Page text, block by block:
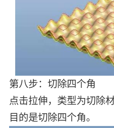
第八步：切除四个角
点击拉伸，类型为切除
目的是切除四个角。